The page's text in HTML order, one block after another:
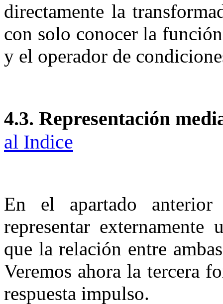
directamente la
con solo conocer la
y el operador de
4.3. Representación
al Indice
En el apartado
representar
que la relación entre
Veremos ahora la tercera
respuesta impulso.